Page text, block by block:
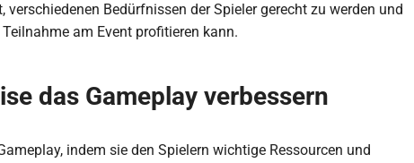
verschiedenen Bedürfnissen der Spieler gerecht zu werden und
am Event profitieren kann.
das Gameplay verbessern
indem sie den Spielern wichtige Ressourcen und